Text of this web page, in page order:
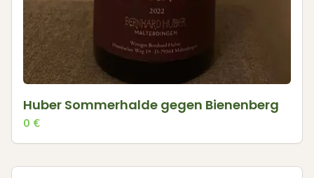
Huber Sommerhalde gegen Bienenberg
0 €